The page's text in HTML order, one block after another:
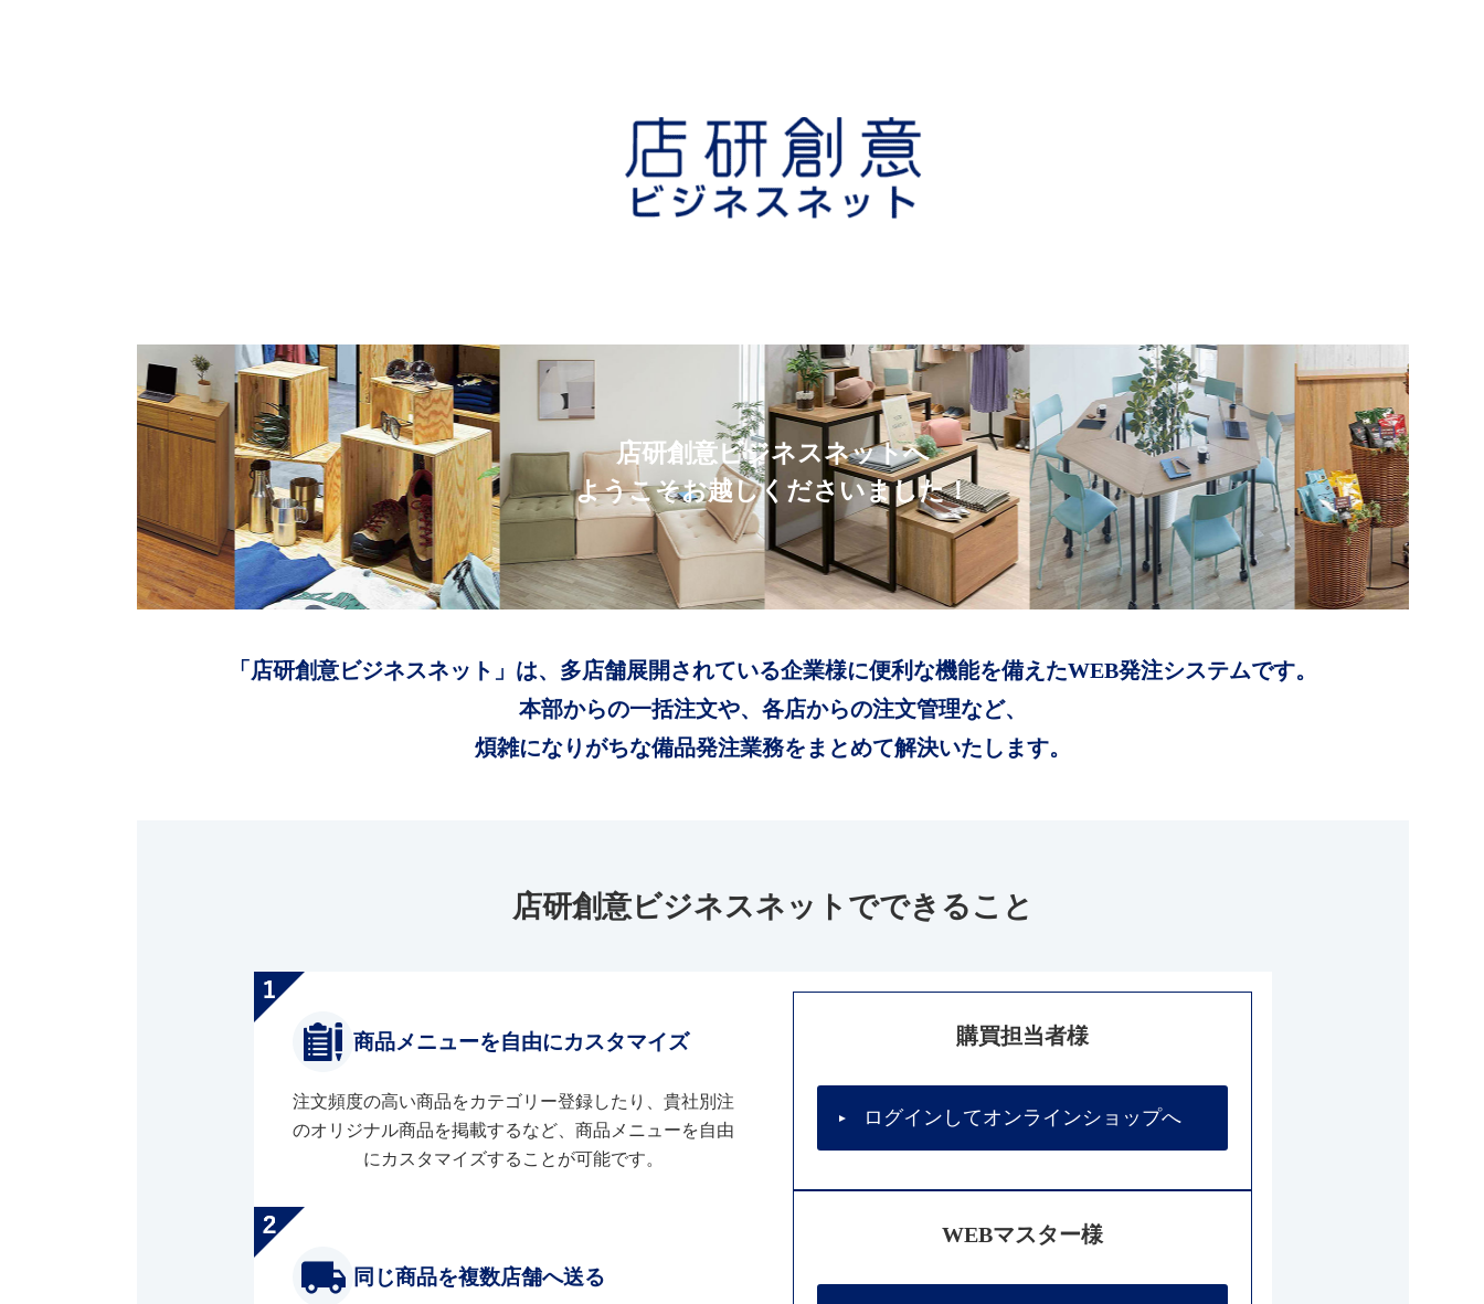
店研創意ビジネスネットへ
ようこそお越しくださいました！
「店研創意ビジネスネット」は、多店舗展開されている企業様に便利な機能を備えたWEB発注システムです。
本部からの一括注文や、各店からの注文管理など、
煩雑になりがちな備品発注業務をまとめて解決いたします。
店研創意ビジネスネットでできること
商品メニューを自由にカスタマイズ
注文頻度の高い商品をカテゴリー登録したり、貴社別注
のオリジナル商品を掲載するなど、商品メニューを自由
にカスタマイズすることが可能です。
同じ商品を複数店舗へ送る
購買担当者様
ログインしてオンラインショップへ
WEBマスター様